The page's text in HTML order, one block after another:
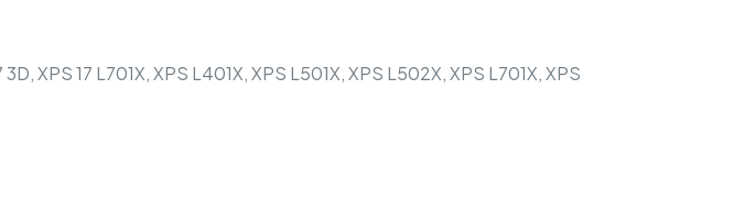
XPS 17 L701X, XPS L401X, XPS L501X, XPS L502X, XPS L701X, XPS